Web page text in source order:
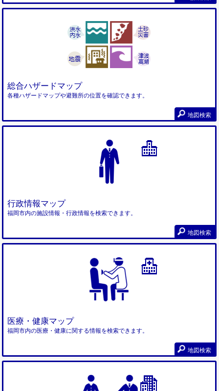
総合ハザードマップ
各種ハザードマップや避難所の位置を確認できます。
地図検索
行政情報マップ
福岡市内の施設情報・行政情報を検索できます。
地図検索
医療・健康マップ
福岡市内の医療・健康に関する情報を検索できます。
地図検索